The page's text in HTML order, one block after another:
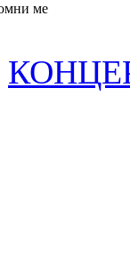
ме